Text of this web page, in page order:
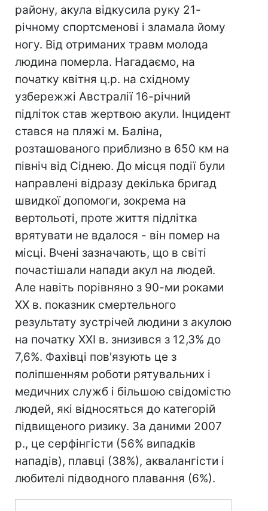
району, акула відкусила руку 21-
річному спортсменові і зламала йому
ногу. Від отриманих травм молода
людина померла. Нагадаємо, на
початку квітня ц.р. на східному
узбережжі Австралії 16-річний
підліток став жертвою акули. Інцидент
стався на пляжі м. Баліна,
розташованого приблизно в 650 км на
північ від Сіднею. До місця події були
направлені відразу декілька бригад
швидкої допомоги, зокрема на
вертольоті, проте життя підлітка
врятувати не вдалося - він помер на
місці. Вчені зазначають, що в світі
почастішали напади акул на людей.
Але навіть порівняно з 90-ми роками
XX в. показник смертельного
результату зустрічей людини з акулою
на початку XXI в. знизився з 12,3% до
7,6%. Фахівці пов'язують це з
поліпшенням роботи рятувальних і
медичних служб і більшою свідомістю
людей, які відносяться до категорій
підвищеного ризику. За даними 2007
р., це серфінгісти (56% випадків
нападів), плавці (38%), аквалангісти і
любителі підводного плавання (6%).